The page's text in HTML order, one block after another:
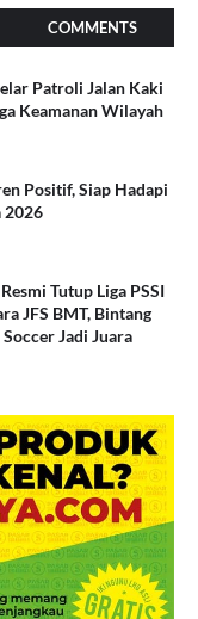
COMMENTS
Patroli Jalan Kaki
Keamanan Wilayah
Positif, Siap Hadapi
2026
Tutup Liga PSSI
JFS BMT, Bintang
Jadi Juara